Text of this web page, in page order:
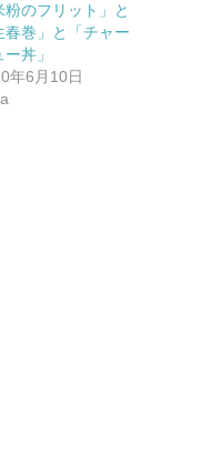
粉のフリット」と
春巻」と「チャー
丼」
年6月10日